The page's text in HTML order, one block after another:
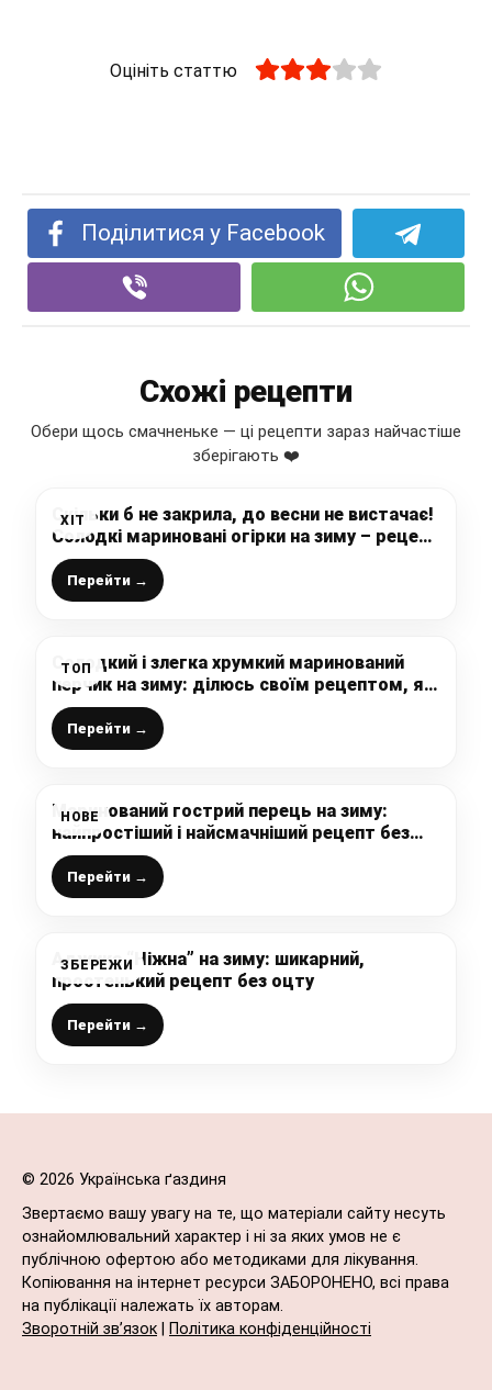
Оцініть статтю
Поділитися у Facebook
Схожі рецепти
Обери щось смачненьке — ці рецепти зараз найчастіше
зберігають ❤️
ХІТ
Скільки б не закрила, до весни не вистачає!
Солодкі мариновані огірки на зиму – рецепт
на 1 л банку
Перейти →
ТОП
Солодкий і злегка хрумкий маринований
перчик на зиму: ділюсь своїм рецептом, як
смачно законсервувати перець “Ратунда”,
щоб взимку насолодитись смаком літа
Перейти →
НОВЕ
Маринований гострий перець на зиму:
найпростіший і найсмачніший рецепт без
варіння та стерилізації
Перейти →
ЗБЕРЕЖИ
Аджика “Ніжна” на зиму: шикарний,
простенький рецепт без оцту
Перейти →
© 2026 Українська ґаздиня
Звертаємо вашу увагу на те, що матеріали сайту несуть
ознайомлювальний характер і ні за яких умов не є
публічною офертою або методиками для лікування.
Копіювання на інтернет ресурси ЗАБОРОНЕНО, всі права
на публікації належать їх авторам.
Зворотній зв’язок
Політика конфіденційності